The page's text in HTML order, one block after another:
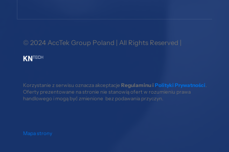
© 2024 AccTek Group Poland | All Rights Reserved |
Korzystanie z serwisu oznacza akceptacje Regulaminu i Polityki Prywatności
Oferty prezentowane na stronie nie stanowią ofert w rozumieniu prawa
handlowego i mogą być zmienione bez podawania przyczyn.
Mapa strony